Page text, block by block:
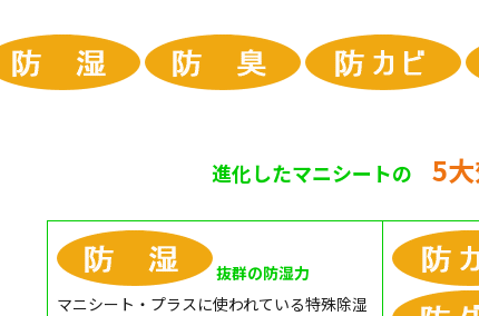
進化したマニシートの 5
抜群の防湿力
マニシート・プラスに使われている特殊除湿